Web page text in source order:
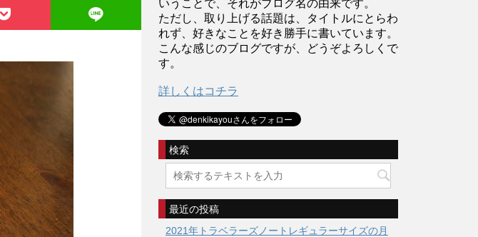
いうことで、それがブログ名の由来です。
ただし、取り上げる話題は、タイトルにとらわ
れず、好きなことを好き勝手に書いています。
こんな感じのブログですが、どうぞよろしくで
す。
詳しくはコチラ
検索
最近の投稿
2021年トラベラーズノートレギュラーサイズの月